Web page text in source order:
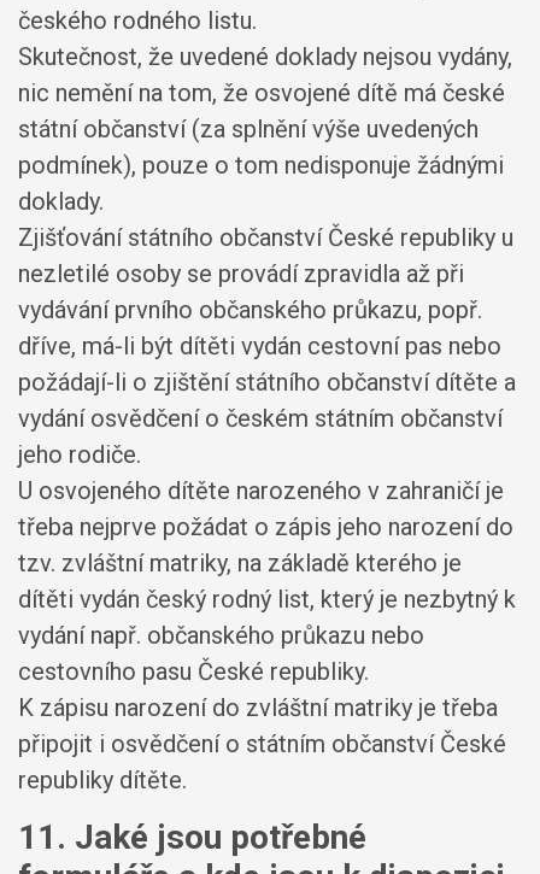
českého rodného listu.
Skutečnost, že uvedené doklady nejsou vydány,
nic nemění na tom, že osvojené dítě má české
státní občanství (za splnění výše uvedených
podmínek), pouze o tom nedisponuje žádnými
doklady.
Zjišťování státního občanství České republiky u
nezletilé osoby se provádí zpravidla až při
vydávání prvního občanského průkazu, popř.
dříve, má-li být dítěti vydán cestovní pas nebo
požádají-li o zjištění státního občanství dítěte a
vydání osvědčení o českém státním občanství
jeho rodiče.
U osvojeného dítěte narozeného v zahraničí je
třeba nejprve požádat o zápis jeho narození do
tzv. zvláštní matriky, na základě kterého je
dítěti vydán český rodný list, který je nezbytný k
vydání např. občanského průkazu nebo
cestovního pasu České republiky.
K zápisu narození do zvláštní matriky je třeba
připojit i osvědčení o státním občanství České
republiky dítěte.
11. Jaké jsou potřebné